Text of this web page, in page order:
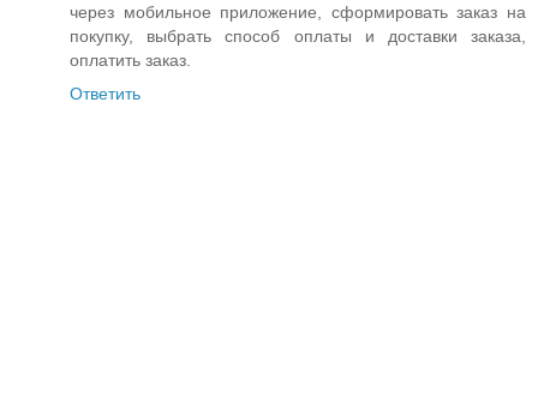
через мобильное приложение, сформировать заказ на
покупку, выбрать способ оплаты и доставки заказа,
оплатить заказ.
Ответить